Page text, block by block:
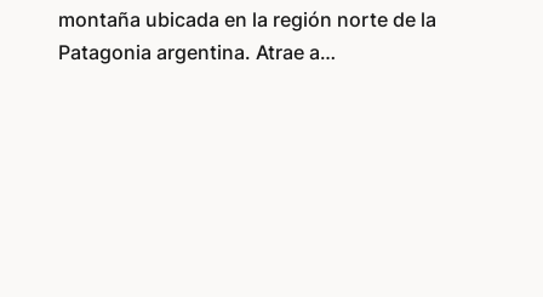
montaña ubicada en la región norte de la
Patagonia argentina. Atrae a…